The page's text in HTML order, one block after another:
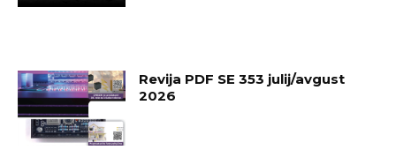
Revija PDF SE 353 julij/avgust
2026